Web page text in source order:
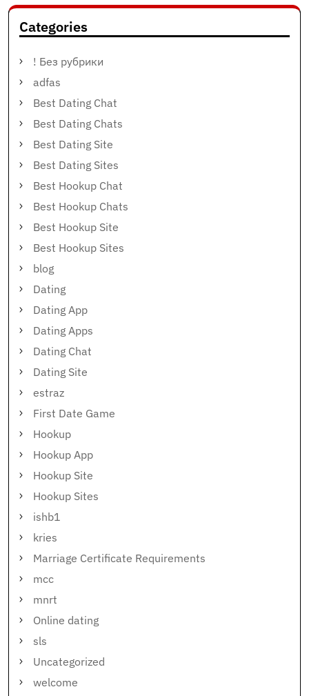
Categories
! Без рубрики
adfas
Best Dating Chat
Best Dating Chats
Best Dating Site
Best Dating Sites
Best Hookup Chat
Best Hookup Chats
Best Hookup Site
Best Hookup Sites
blog
Dating
Dating App
Dating Apps
Dating Chat
Dating Site
estraz
First Date Game
Hookup
Hookup App
Hookup Site
Hookup Sites
ishb1
kries
Marriage Certificate Requirements
mcc
mnrt
Online dating
sls
Uncategorized
welcome